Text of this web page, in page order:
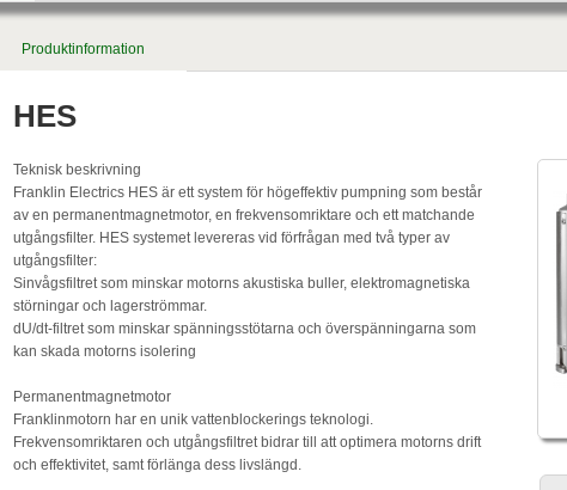
Produktinformation
HES
Teknisk beskrivning
Franklin Electrics HES är ett system för högeffektiv pumpning som består
av en permanentmagnetmotor, en frekvensomriktare och ett matchande
utgångsfilter. HES systemet levereras vid förfrågan med två typer av
utgångsfilter:
Sinvågsfiltret som minskar motorns akustiska buller, elektromagnetiska
störningar och lagerströmmar.
dU/dt-filtret som minskar spänningsstötarna och överspänningarna som
kan skada motorns isolering
Permanentmagnetmotor
Franklinmotorn har en unik vattenblockerings teknologi.
Frekvensomriktaren och utgångsfiltret bidrar till att optimera motorns drift
och effektivitet, samt förlänga dess livslängd.